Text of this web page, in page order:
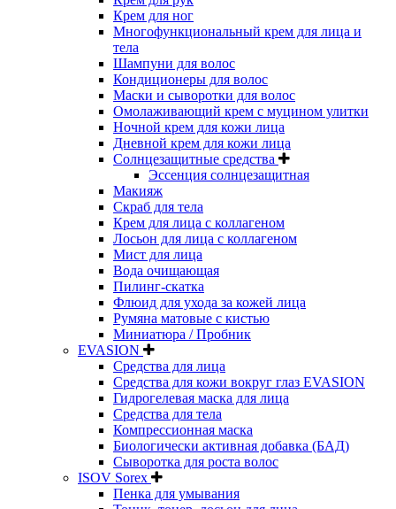
Крем для ног
Многофункциональный крем для лица и
тела
Шампуни для волос
Кондиционеры для волос
Маски и сыворотки для волос
Омолаживающий крем с муцином улитки
Ночной крем для кожи лица
Дневной крем для кожи лица
Солнцезащитные средства
Эссенция солнцезащитная
Макияж
Скраб для тела
Крем для лица с коллагеном
Лосьон для лица с коллагеном
Мист для лица
Вода очищающая
Пилинг-скатка
Флюид для ухода за кожей лица
Румяна матовые с кистью
Миниатюра / Пробник
EVASION
Средства для лица
Средства для кожи вокруг глаз EVASION
Гидрогелевая маска для лица
Средства для тела
Компрессионная маска
Биологически активная добавка (БАД)
Сыворотка для роста волос
ISOV Sorex
Пенка для умывания